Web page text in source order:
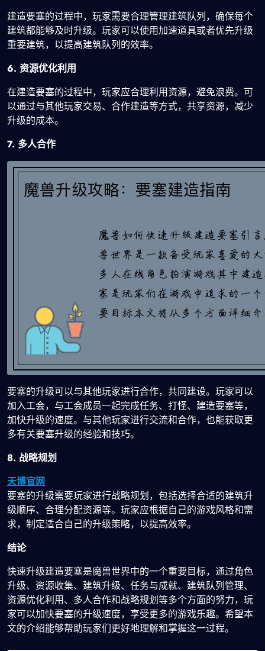
建造要塞的过程中，玩家需要合理管理建筑队列，确保每个
建筑都能够及时升级。玩家可以使用加速道具或者优先升级
重要建筑，以提高建筑队列的效率。
6. 资源优化利用
在建造要塞的过程中，玩家应合理利用资源，避免浪费。可
以通过与其他玩家交易、合作建造等方式，共享资源，减少
升级的成本。
7. 多人合作
要塞的升级可以与其他玩家进行合作，共同建设。玩家可以
加入工会，与工会成员一起完成任务、打怪、建造要塞等，
加快升级的速度。与其他玩家进行交流和合作，也能获取更
多有关要塞升级的经验和技巧。
8. 战略规划
天博官网
要塞的升级需要玩家进行战略规划，包括选择合适的建筑升
级顺序、合理分配资源等。玩家应根据自己的游戏风格和需
求，制定适合自己的升级策略，以提高效率。
结论
快速升级建造要塞是魔兽世界中的一个重要目标，通过角色
升级、资源收集、建筑升级、任务与成就、建筑队列管理、
资源优化利用、多人合作和战略规划等多个方面的努力，玩
家可以加快要塞的升级速度，享受更多的游戏乐趣。希望本
文的介绍能够帮助玩家们更好地理解和掌握这一过程。